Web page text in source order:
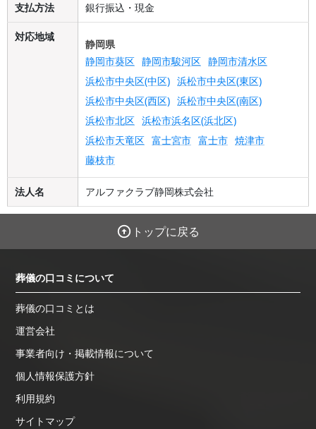
支払方法 銀行振込・現金
対応地域
静岡県
静岡市葵区 静岡市駿河区 静岡市清水区
浜松市中央区(中区) 浜松市中央区(東区)
浜松市中央区(西区) 浜松市中央区(南区)
浜松市北区 浜松市浜名区(浜北区)
浜松市天竜区 富士宮市 富士市 焼津市
藤枝市
法人名 アルファクラブ静岡株式会社
トップに戻る
葬儀の口コミについて
葬儀の口コミとは
運営会社
事業者向け・掲載情報について
個人情報保護方針
利用規約
サイトマップ